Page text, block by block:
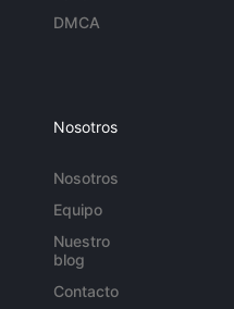
DMCA
Nosotros
Nosotros
Equipo
Nuestro
blog
Contacto